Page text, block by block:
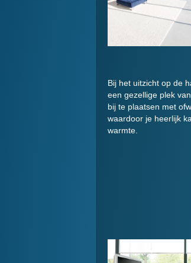
Bij het uitzicht op de
een gezellige plek
bij te plaatsen met
waardoor je heerlijk
warmte.